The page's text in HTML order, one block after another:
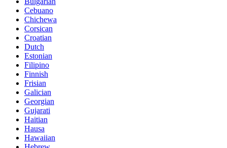
Cebuano
Chichewa
Corsican
Croatian
Dutch
Estonian
Filipino
Finnish
Frisian
Galician
Georgian
Gujarati
Haitian
Hausa
Hawaiian